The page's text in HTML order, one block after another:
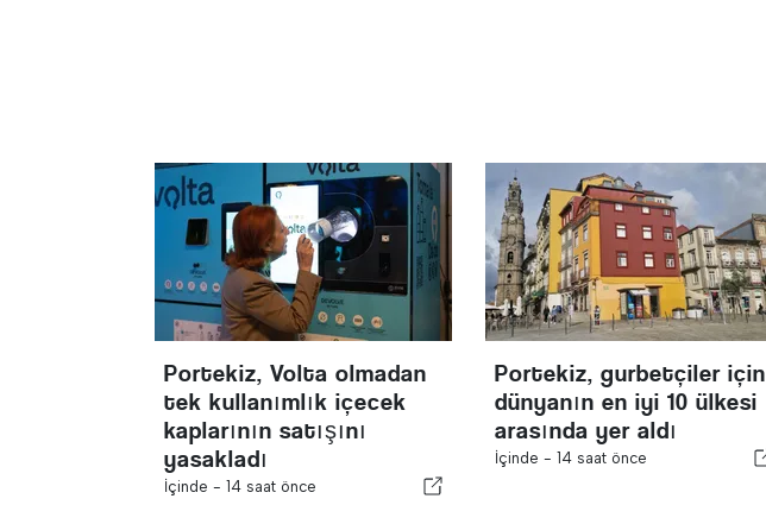
Portekiz, Volta olmadan
tek kullanımlık içecek
kaplarının satışını
yasakladı
İçinde - 14 saat önce
Portekiz, gurbetçiler için
dünyanın en iyi 10 ülkesi
arasında yer aldı
İçinde - 14 saat önce